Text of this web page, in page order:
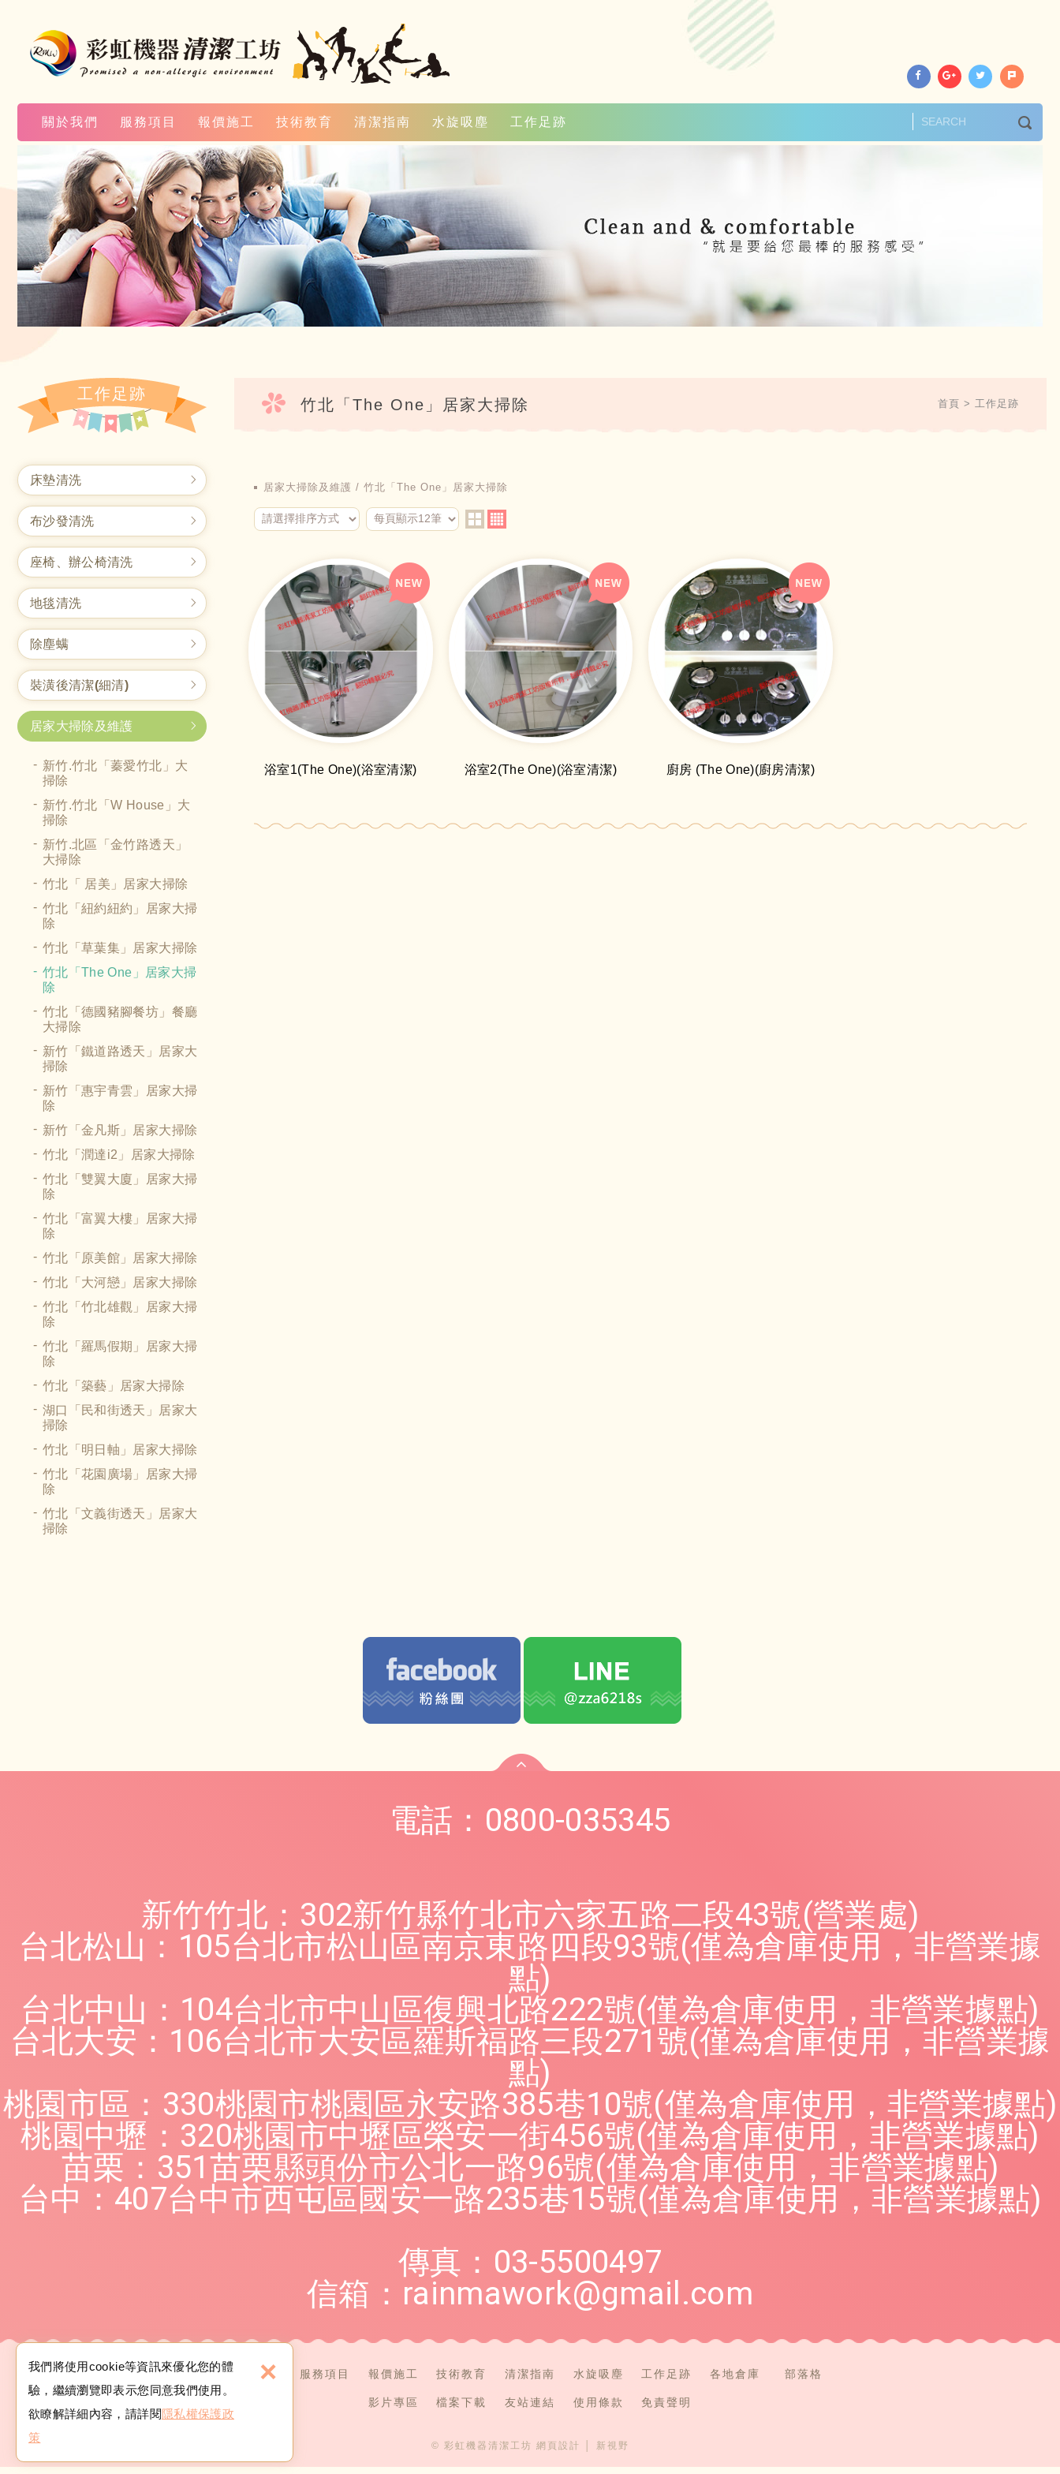
我們將使用cookie等資訊來優化您的體
驗，繼續瀏覽即表示您同意我們使用。
欲瞭解詳細內容，請詳閱隱私權保護政
策
×
關於我們 服務項目 報價施工 技術教育 清潔指南 水旋吸塵 工作足跡
工作足跡
床墊清洗
布沙發清洗
座椅、辦公椅清洗
地毯清洗
除塵螨
裝潢後清潔(細清)
居家大掃除及維護
新竹.竹北「蓁愛竹北」大
掃除
新竹.竹北「W House」大
掃除
新竹.北區「金竹路透天」
大掃除
竹北「 居美」居家大掃除
竹北「紐約紐約」居家大掃
除
竹北「草葉集」居家大掃除
竹北「The One」居家大掃
除
竹北「德國豬腳餐坊」餐廳
大掃除
新竹「鐵道路透天」居家大
掃除
新竹「惠宇青雲」居家大掃
除
新竹「金凡斯」居家大掃除
竹北「潤達i2」居家大掃除
竹北「雙翼大廈」居家大掃
除
竹北「富翼大樓」居家大掃
除
竹北「原美館」居家大掃除
竹北「大河戀」居家大掃除
竹北「竹北雄觀」居家大掃
除
竹北「羅馬假期」居家大掃
除
竹北「築藝」居家大掃除
湖口「民和街透天」居家大
掃除
竹北「明日軸」居家大掃除
竹北「花園廣場」居家大掃
除
竹北「文義街透天」居家大
掃除
首頁 工作足跡
竹北「The One」居家大掃除
居家大掃除及維護 竹北「The One」居家大掃除
浴室1(The One)(浴室清潔) 浴室2(The One)(浴室清潔) 廚房 (The One)(廚房清潔)
電話：0800-035345
新竹竹北：302新竹縣竹北市六家五路二段43號(營業處)
台北松山：105台北市松山區南京東路四段93號(僅為倉庫使用，非營業據
點)
台北中山：104台北市中山區復興北路222號(僅為倉庫使用，非營業據點)
台北大安：106台北市大安區羅斯福路三段271號(僅為倉庫使用，非營業據
點)
桃園市區：330桃園市桃園區永安路385巷10號(僅為倉庫使用，非營業據點)
桃園中壢：320桃園市中壢區榮安一街456號(僅為倉庫使用，非營業據點)
苗栗：351苗栗縣頭份市公北一路96號(僅為倉庫使用，非營業據點)
台中：407台中市西屯區國安一路235巷15號(僅為倉庫使用，非營業據點)
傳真：03-5500497
信箱： rainmawork@gmail.com
關於我們 服務項目 報價施工 技術教育 清潔指南 水旋吸塵 工作足跡 各地倉庫 部落格
影片專區 檔案下載 友站連結 使用條款 免責聲明
© 彩虹機器清潔工坊 網頁設計 │ 新視野